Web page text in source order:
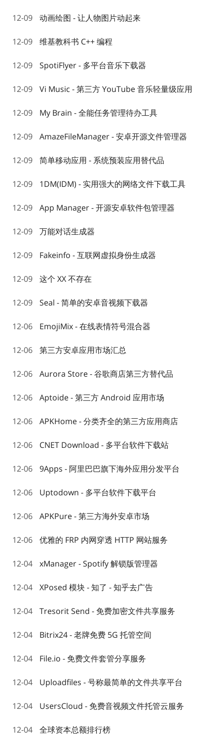
12-09 动画绘图 - 让人物图片动起来
12-09 维基教科书 C++ 编程
12-09 SpotiFlyer - 多平台音乐下载器
12-09 Vi Music - 第三方 YouTube 音乐轻量级应用
12-09 My Brain - 全能任务管理待办工具
12-09 AmazeFileManager - 安卓开源文件管理器
12-09 简单移动应用 - 系统预装应用替代品
12-09 1DM(IDM) - 实用强大的网络文件下载工具
12-09 App Manager - 开源安卓软件包管理器
12-09 万能对话生成器
12-09 Fakeinfo - 互联网虚拟身份生成器
12-09 这个 XX 不存在
12-09 Seal - 简单的安卓音视频下载器
12-06 EmojiMix - 在线表情符号混合器
12-06 第三方安卓应用市场汇总
12-06 Aurora Store - 谷歌商店第三方替代品
12-06 Aptoide - 第三方 Android 应用市场
12-06 APKHome - 分类齐全的第三方应用商店
12-06 CNET Download - 多平台软件下载站
12-06 9Apps - 阿里巴巴旗下海外应用分发平台
12-06 Uptodown - 多平台软件下载平台
12-06 APKPure - 第三方海外安卓市场
12-06 优雅的 FRP 内网穿透 HTTP 网站服务
12-04 xManager - Spotify 解锁版管理器
12-04 XPosed 模块 - 知了 - 知乎去广告
12-04 Tresorit Send - 免费加密文件共享服务
12-04 Bitrix24 - 老牌免费 5G 托管空间
12-04 File.io - 免费文件套管分享服务
12-04 Uploadfiles - 号称最简单的文件共享平台
12-04 UsersCloud - 免费音视频文件托管云服务
12-04 全球资本总额排行榜